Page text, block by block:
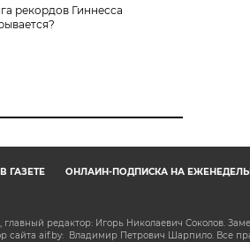
рекордов Гиннесса
ГАЗЕТЕ
ОНЛАЙН-ПОДПИСКА НА
редактор: Игорь Николаевич Соколов.
сайта aif.by: Владимир Петрович Шарпило. Все